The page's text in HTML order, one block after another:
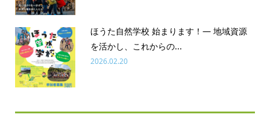
ほうた自然学校 始まります！― 地域資源
を活かし、これからの...
2026.02.20